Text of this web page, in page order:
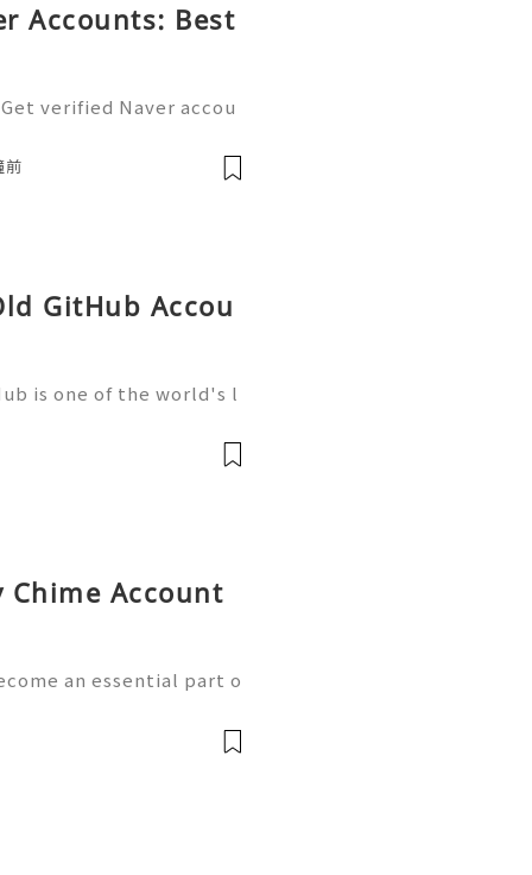
Accounts: Best
verified Naver accou
blogging with a single
前
GitHub Accou
is one of the world's l
and open-source c
Chime Account
an essential part o
handle payments, moni